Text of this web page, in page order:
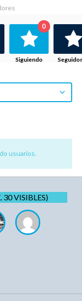
Siguiendo
0
usuarios.
VISIBLES)